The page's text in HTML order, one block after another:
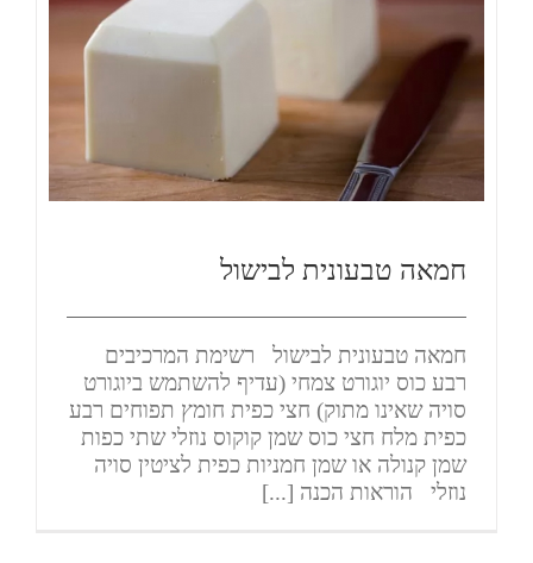
חמאה טבעונית לבישול
חמאה טבעונית לבישול רשימת המרכיבים
רבע כוס יוגורט צמחי (עדיף להשתמש ביוגורט
סויה שאינו מתוק) חצי כפית חומץ תפוחים רבע
כפית מלח חצי כוס שמן קוקוס נוזלי שתי כפות
שמן קנולה או שמן חמניות כפית לציטין סויה
נוזלי הוראות הכנה [...]